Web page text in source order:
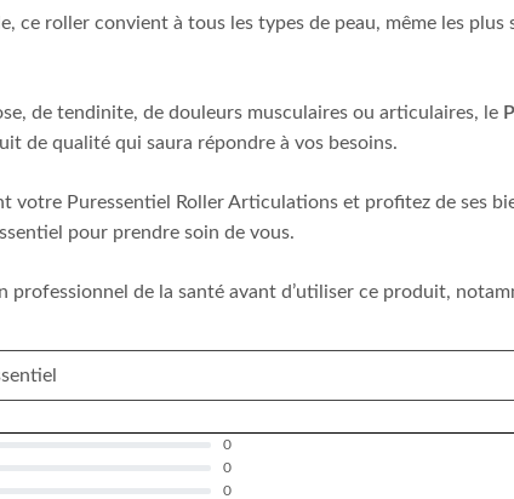
ce roller convient à tous les types de peau, même les
de tendinite, de douleurs musculaires ou articulaires, le
de qualité qui saura répondre à vos besoins.
votre Puressentiel Roller Articulations et profitez de ses
pour prendre soin de vous.
professionnel de la santé avant d’utiliser ce produit,
0
0
0